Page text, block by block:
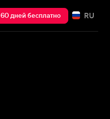
дней бесплатно RU